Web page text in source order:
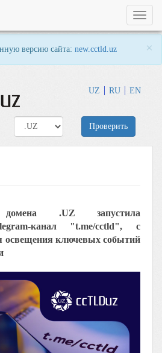
версию сайта: new.cctld.uz ×
UZ RU EN
Toggle
Проверить
домена .UZ запустила
канал "t.me/cctld", c
освещения ключевых событий